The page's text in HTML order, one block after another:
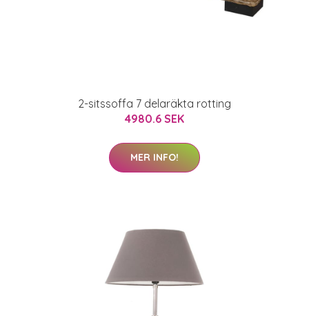
2-sitssoffa 7 delaräkta rotting
4980.6 SEK
MER INFO!